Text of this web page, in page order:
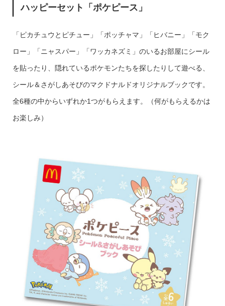
ハッピーセット「ポケピース」
「ピカチュウとピチュー」「ポッチャマ」「ヒバニー」「モク
ロー」「ニャスパー」「ワッカネズミ」のいるお部屋にシール
を貼ったり、隠れているポケモンたちを探したりして遊べる、
シール＆さがしあそびのマクドナルドオリジナルブックです。
全6種の中からいずれか1つがもらえます。（何がもらえるかは
お楽しみ）